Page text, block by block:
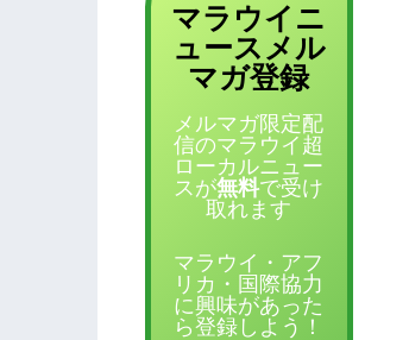
マラウイニ
ュース メル
マガ登録
メルマガ限定配
信のマラウイ超
ローカルニュー
スが無料で受け
取れます
マラウイ・アフ
リカ・国際協力
に興味があった
ら登録しよう！